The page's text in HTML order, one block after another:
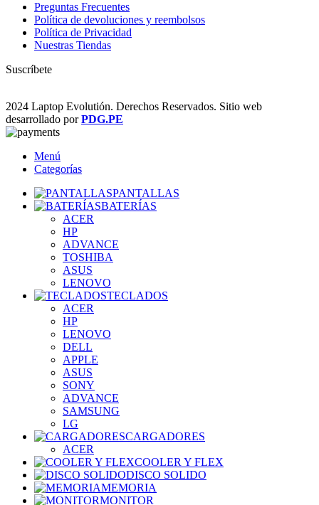
Preguntas Frecuentes
Política de devoluciones y reembolsos
Política de Privacidad
Nuestras Tiendas
Suscríbete
2024 Laptop Evolutión. Derechos Reservados. Sitio web
desarrollado porPDG.PE
Menú
Categorías
PANTALLAS
BATERÍAS
ACER
HP
ADVANCE
TOSHIBA
ASUS
LENOVO
TECLADOS
ACER
HP
LENOVO
DELL
APPLE
ASUS
SONY
ADVANCE
SAMSUNG
LG
CARGADORES
ACER
COOLER Y FLEX
DISCO SOLIDO
MEMORIA
MONITOR